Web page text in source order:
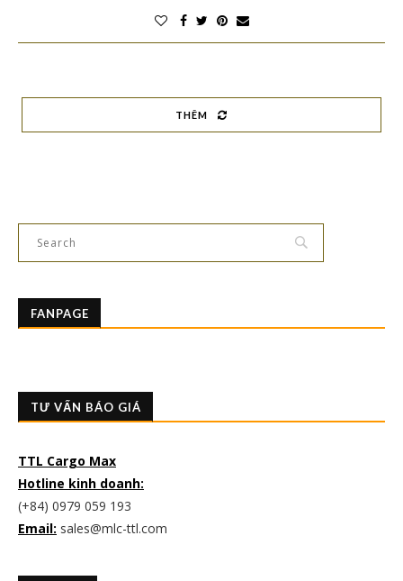
THÊM
FANPAGE
TƯ VẤN BÁO GIÁ
TTL Cargo Max
Hotline kinh doanh:
(+84) 0979 059 193
Email: sales@mlc-ttl.com